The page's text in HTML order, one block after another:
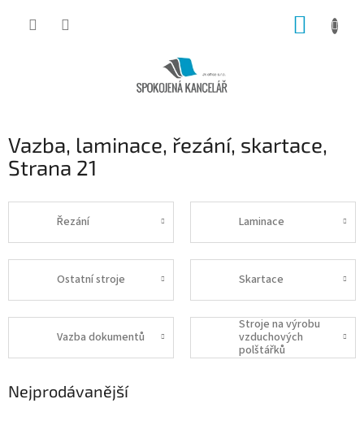
Vazba, laminace, řezání, skartace,
Strana 21
Řezání Laminace
Ostatní stroje Skartace
Vazba dokumentů
Stroje na výrobu
vzduchových
polštářků
Nejprodávanější